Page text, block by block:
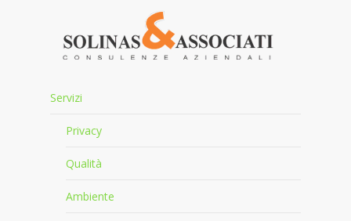
Servizi
Privacy
Qualità
Ambiente